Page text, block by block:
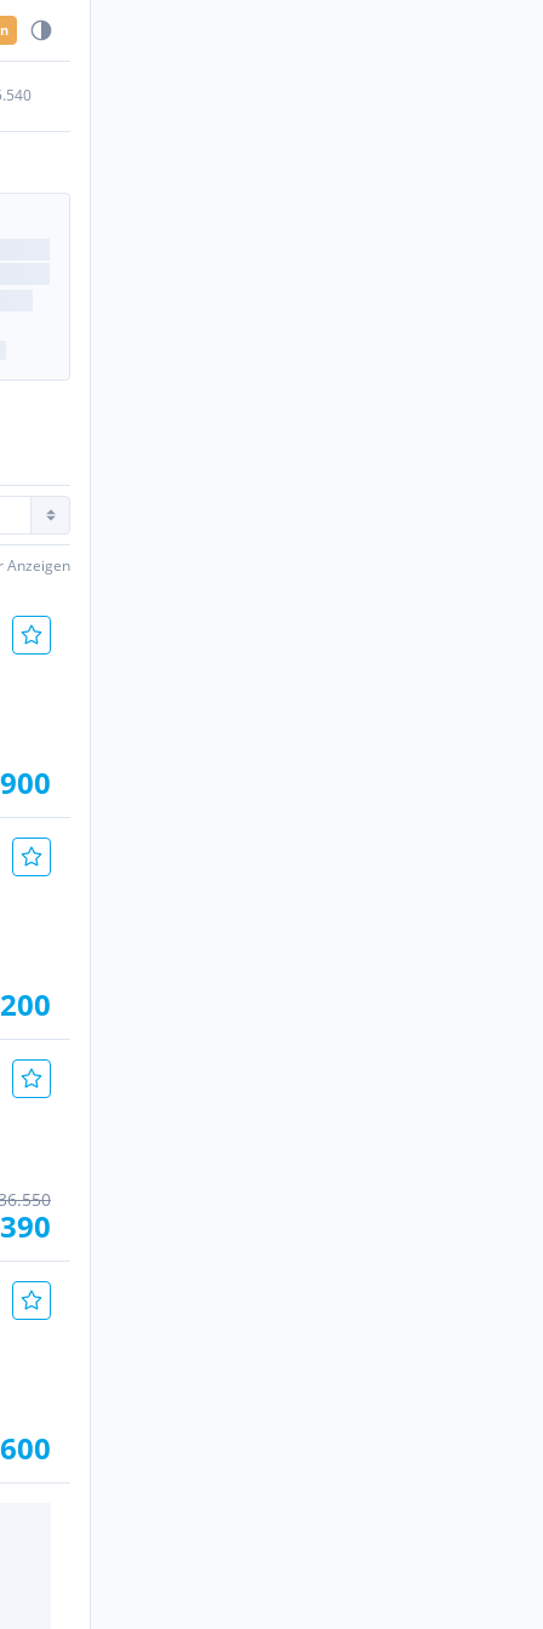
Anzeigen